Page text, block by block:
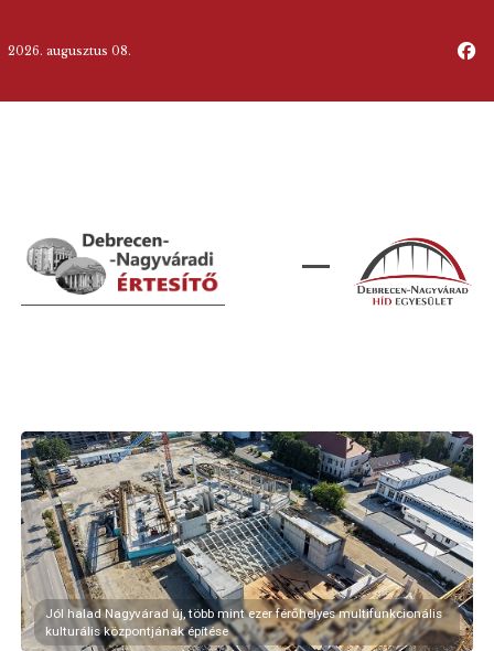
2026. augusztus 08.
Jól halad Nagyvárad új, több mint ezer férőhelyes multifunkcionális
kulturális központjának építése